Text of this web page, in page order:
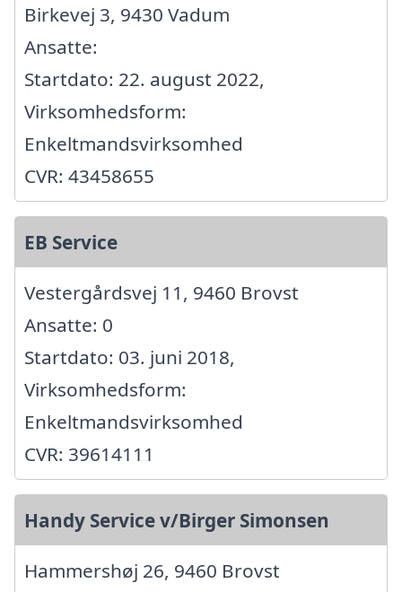
Birkevej 3, 9430 Vadum
Ansatte:
Startdato: 22. august 2022,
Virksomhedsform:
Enkeltmandsvirksomhed
CVR: 43458655
EB Service
Vestergårdsvej 11, 9460 Brovst
Ansatte: 0
Startdato: 03. juni 2018,
Virksomhedsform:
Enkeltmandsvirksomhed
CVR: 39614111
Handy Service v/Birger Simonsen
Hammershøj 26, 9460 Brovst